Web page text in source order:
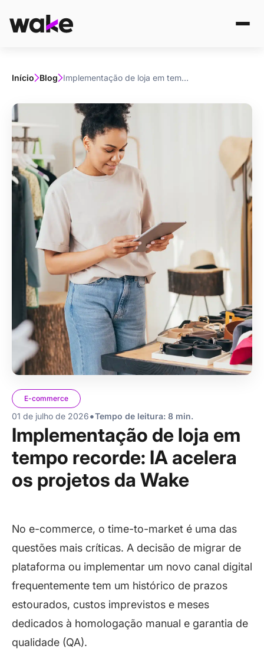
Início Blog Implementação de loja em tempo recorde: IA acelera os projetos da Wake
E-commerce
01 de julho de 2026•Tempo de leitura: 8 min.
Implementação de loja em
tempo recorde: IA acelera
os projetos da Wake
No e-commerce, o time-to-market é uma das
questões mais críticas. A decisão de migrar de
plataforma ou implementar um novo canal digital
frequentemente tem um histórico de prazos
estourados, custos imprevistos e meses
dedicados à homologação manual e garantia de
qualidade (QA).